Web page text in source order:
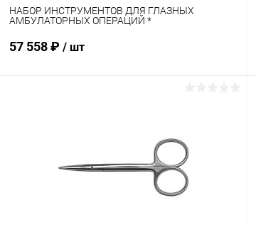
НАБОР ИНСТРУМЕНТОВ ДЛЯ ГЛАЗНЫХ
АМБУЛАТОРНЫХ ОПЕРАЦИЙ *
57 558 ₽ / шт
Сравнение
В избранное В наличии